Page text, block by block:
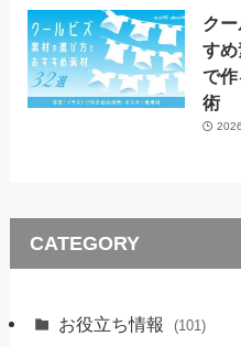
ク
す
で
術
CATEGORY
お役立ち情報 (101)